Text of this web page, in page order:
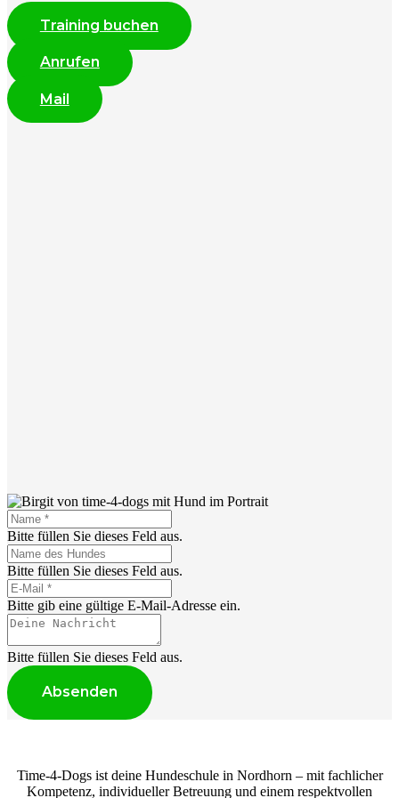
Training buchen
Anrufen
Mail
Bitte füllen Sie dieses Feld aus.
Bitte füllen Sie dieses Feld aus.
Bitte gib eine gültige E-Mail-Adresse ein.
Bitte füllen Sie dieses Feld aus.
Absenden
Time-4-Dogs ist deine Hundeschule in Nordhorn – mit fachlicher
Kompetenz, individueller Betreuung und einem respektvollen